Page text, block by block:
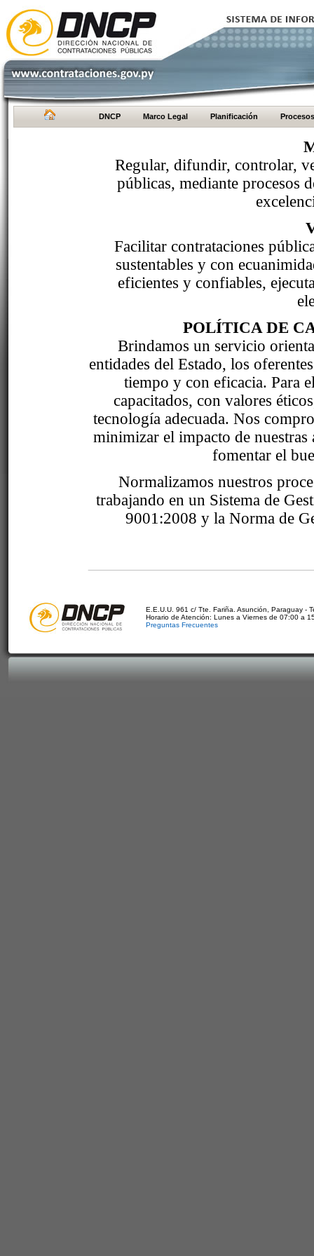
DNCP Marco Legal Planificación Procesos
Regular, difundir, controlar,
públicas, mediante procesos
Facilitar contrataciones
sustentables y con
eficientes y confiables,
POLÍTICA DE
Brindamos un servicio
entidades del Estado, los
tiempo y con eficacia. Para
capacitados, con valores
tecnología adecuada. Nos
minimizar el impacto de
fomentar el
Normalizamos nuestros
trabajando en un Sistema de
9001:2008 y la Norma de
E.E.U.U. 961 c/ Tte. Fariña. Asunción, Paraguay -
Horario de Atención: Lunes a Viernes de 07:00 a
Preguntas Frecuentes